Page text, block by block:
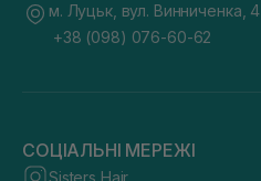
м. Луцьк, вул. Винниченка, 4
+38 (098) 076-60-62
СОЦІАЛЬНІ МЕРЕЖІ
Sisters Hair